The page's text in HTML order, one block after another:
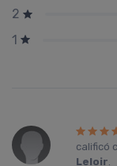
2
1
calificó
Leloir.